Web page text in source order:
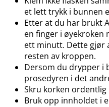
et lett trykk i bunnen
Etter at du har brukt
en finger i øyekroken
ett minutt. Dette gjør
resten av kroppen.
Dersom du drypper i
prosedyren i det
Skru korken
Bruk opp innholdet i